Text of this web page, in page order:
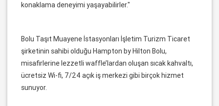
konaklama deneyimi yaşayabilirler."
Bolu Taşıt Muayene İstasyonları İşletim Turizm Ticaret
şirketinin sahibi olduğu Hampton by Hilton Bolu,
misafirlerine lezzetli waffle’lardan oluşan sıcak kahvaltı,
ücretsiz Wi-fi, 7/24 açık iş merkezi gibi birçok hizmet
sunuyor.